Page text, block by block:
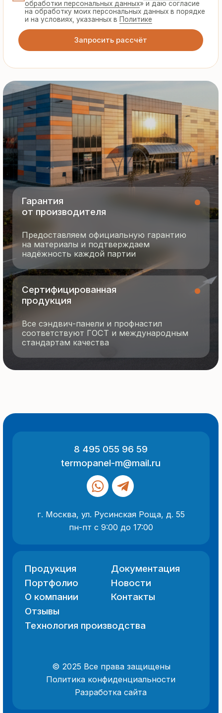
Сертифицированная
продукция
Все сэндвич-панели и профнастил
стандартам качества
termopanel-m@mail.ru
Контакты
Документация
Новости
Технология производства
О компании
Портфолио
Продукция
8 495 055 96 59
Разработка сайта
Политика конфиденциальности
пн-пт с 9:00 до 17:00
характер и не являются публичной
г. Москва, ул. Русинская Роща, д. 55
© 2025 Все права защищены